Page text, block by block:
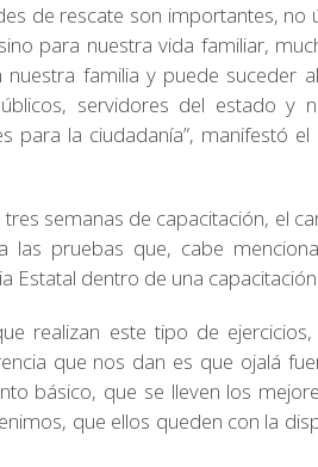
de rescate son importantes,
para nuestra vida familiar,
familia y puede suceder
servidores del estado y
para la ciudadanía”, manifestó
semanas de capacitación, el
las pruebas que, cabe
Estatal dentro de una capacitación.
realizan este tipo de
que nos dan es que ojalá
básico, que se lleven los
que ellos queden con la